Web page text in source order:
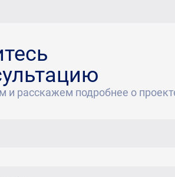
и расскажем подробнее о